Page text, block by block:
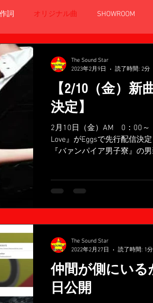
作詞 オリジナル曲 SHOWROOM
【2/10（金）
決定】
2月10日（金）AM 0：00
Love』がEggsで先行配信決
『バァンパイア男子寮』の
The Sound Star
2023年2月9日
読了時間: 2分
仲間が側にいる
日公開
The Sound Star
2022年2月27日
読了時間: 1分